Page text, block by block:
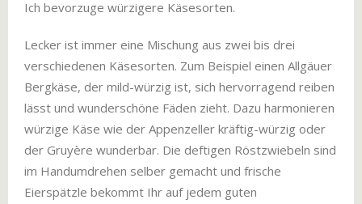
Ich bevorzuge würzigere Käsesorten.
Lecker ist immer eine Mischung aus zwei bis drei
verschiedenen Käsesorten. Zum Beispiel einen Allgäuer
Bergkäse, der mild-würzig ist, sich hervorragend reiben
lässt und wunderschöne Fäden zieht. Dazu harmonieren
würzige Käse wie der Appenzeller kräftig-würzig oder
der Gruyère wunderbar. Die deftigen Röstzwiebeln sind
im Handumdrehen selber gemacht und frische
Eierspätzle bekommt Ihr auf jedem guten